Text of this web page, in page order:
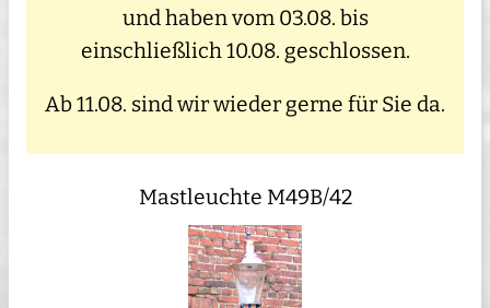
und haben vom 03.08. bis
einschließlich 10.08. geschlossen.
Ab 11.08. sind wir wieder gerne für Sie da.
Mastleuchte M49B/42